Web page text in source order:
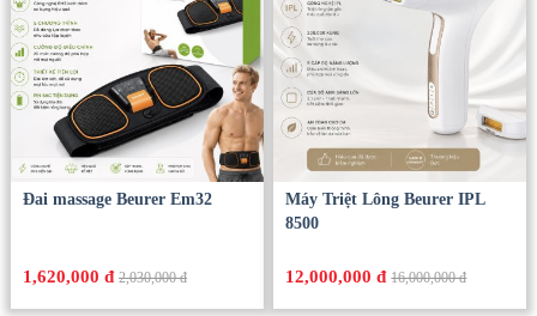
Đai massage Beurer Em32
1,620,000 đ 2,030,000 đ
Máy Triệt Lông Beurer IPL
8500
12,000,000 đ 16,000,000 đ